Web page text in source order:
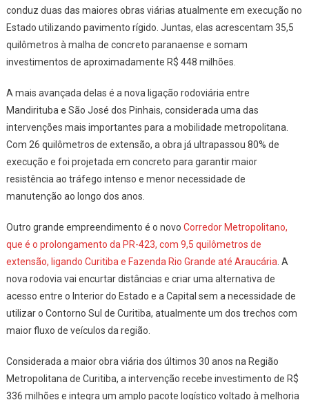
conduz duas das maiores obras viárias atualmente em execução no
Estado utilizando pavimento rígido. Juntas, elas acrescentam 35,5
quilômetros à malha de concreto paranaense e somam
investimentos de aproximadamente R$ 448 milhões.
A mais avançada delas é a nova ligação rodoviária entre
Mandirituba e São José dos Pinhais, considerada uma das
intervenções mais importantes para a mobilidade metropolitana.
Com 26 quilômetros de extensão, a obra já ultrapassou 80% de
execução e foi projetada em concreto para garantir maior
resistência ao tráfego intenso e menor necessidade de
manutenção ao longo dos anos.
Outro grande empreendimento é o novo Corredor Metropolitano,
que é o prolongamento da PR-423, com 9,5 quilômetros de
extensão, ligando Curitiba e Fazenda Rio Grande até Araucária . A
nova rodovia vai encurtar distâncias e criar uma alternativa de
acesso entre o Interior do Estado e a Capital sem a necessidade de
utilizar o Contorno Sul de Curitiba, atualmente um dos trechos com
maior fluxo de veículos da região.
Considerada a maior obra viária dos últimos 30 anos na Região
Metropolitana de Curitiba, a intervenção recebe investimento de R$
336 milhões e integra um amplo pacote logístico voltado à melhoria